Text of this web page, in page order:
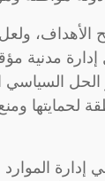
الأهداف،
مدنية
الحل
لحمايتها